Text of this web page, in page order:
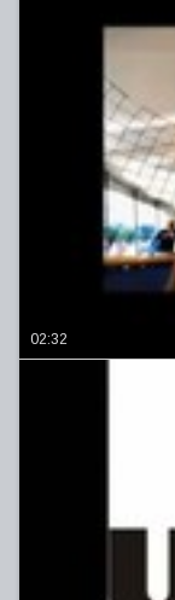
02:32